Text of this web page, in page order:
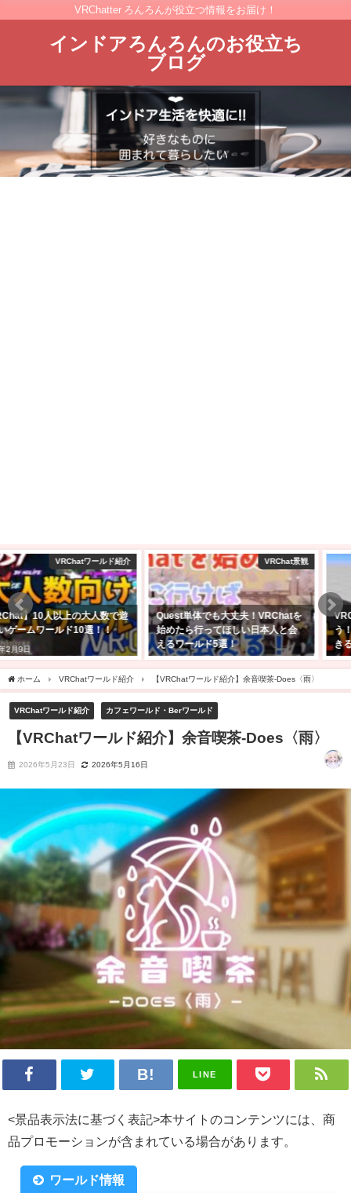
VRChatter ろんろんが役立つ情報をお届け！
インドアろんろんのお役立ち
ブログ
VRChat景観
Quest単体でも大丈夫！VRChatを
始めたら行ってほしい日本人と会
えるワールド5選！
VRChat ワールド制作
VRChatで自分のワールドを作ろ
う！アバターのアップロードがで
きる方向け！【Unity2022】
ホーム VRChatワールド紹介 【VRChatワールド紹介】余音喫茶-Does〈雨〉
VRChatワールド紹介 カフェワールド・Berワールド
【VRChatワールド紹介】余音喫茶-Does〈雨〉
2026年5月23日 2026年5月16日
LINE
<景品表示法に基づく表記>本サイトのコンテンツには、商
品プロモーションが含まれている場合があります。
ワールド情報